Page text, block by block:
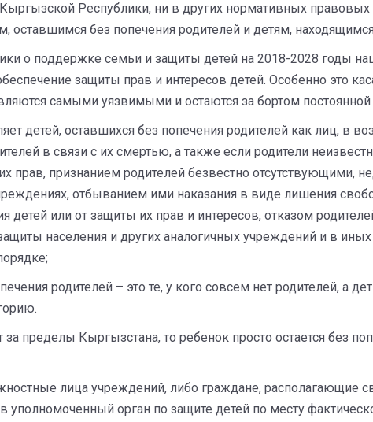
Республики, ни в других нормативных правовых
оставшимся без попечения родителей и детям,
о поддержке семьи и защиты детей на 2018-2028 годы
защиты прав и интересов детей. Особенно это
самыми уязвимыми и остаются за бортом
детей, оставшихся без попечения родителей как лиц, в
в связи с их смертью, а также если родители
прав, признанием родителей безвестно отсутствующими,
отбыванием ими наказания в виде лишения
детей или от защиты их прав и интересов, отказом
населения и других аналогичных учреждений и в
родителей – это те, у кого совсем нет родителей, а
пределы Кыргызстана, то ребенок просто остается без
лица учреждений, либо граждане, располагающие
уполномоченный орган по защите детей по месту